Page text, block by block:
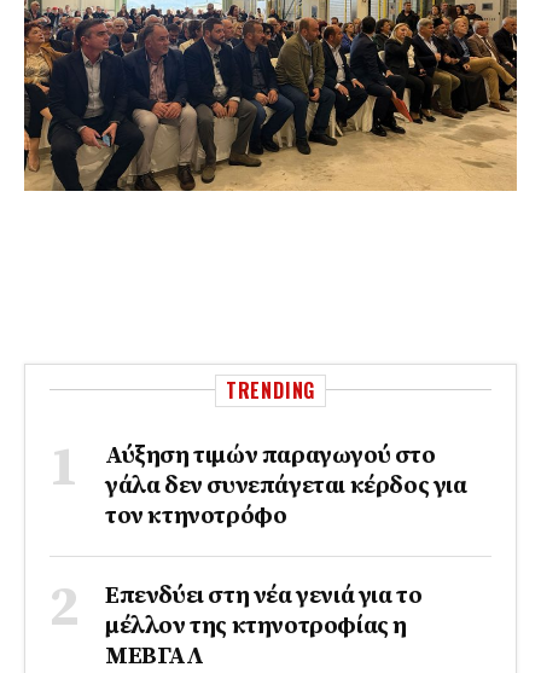
TRENDING
Αύξηση τιμών παραγωγού στο
γάλα δεν συνεπάγεται κέρδος για
τον κτηνοτρόφο
Επενδύει στη νέα γενιά για το
μέλλον της κτηνοτροφίας η
ΜΕΒΓΑΛ